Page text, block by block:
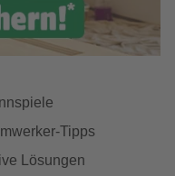
Tipps
Lösungen